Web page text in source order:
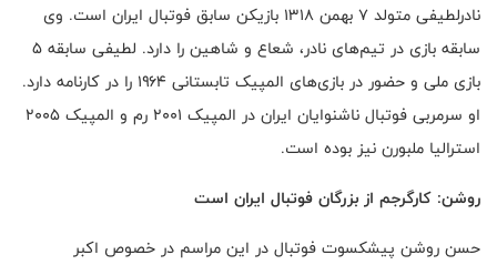
نادرلطیفی متولد ۷ بهمن ۱۳۱۸ بازیکن سابق فوتبال ایران است. وی
سابقه بازی در تیم‌های نادر، شعاع و شاهین را دارد. لطیفی سابقه ۵
بازی ملی و حضور در بازی‌های المپیک تابستانی ۱۹۶۴ را در کارنامه دارد.
او سرمربی فوتبال ناشنوایان ایران در المپیک ۲۰۰۱ رم و المپیک ۲۰۰۵
استرالیا ملبورن نیز بوده است.
روشن: کارگرجم از بزرگان فوتبال ایران است
حسن روشن پیشکسوت فوتبال در این مراسم در خصوص اکبر